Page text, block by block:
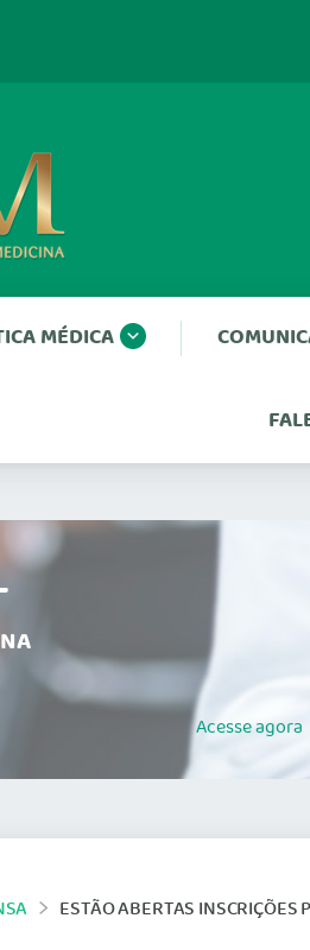
MÉDICA
Acesseagora
ESTÃO ABERTAS INSCRIÇÕES